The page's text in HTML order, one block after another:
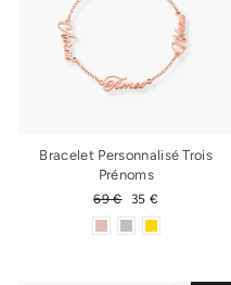
Bracelet Personnalisé Trois
Prénoms
Prix
régulier
69 €
Prix
réduit
35 €